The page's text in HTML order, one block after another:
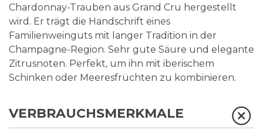
Chardonnay-Trauben aus Grand Cru hergestellt
wird. Er trägt die Handschrift eines
Familienweinguts mit langer Tradition in der
Champagne-Region. Sehr gute Säure und elegante
Zitrusnoten. Perfekt, um ihn mit iberischem
Schinken oder Meeresfrüchten zu kombinieren.
VERBRAUCHSMERKMALE